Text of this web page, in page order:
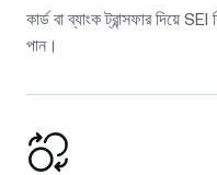
কার্ড বা ব্যাংক ট্রান্সফার দিয়ে
পান।